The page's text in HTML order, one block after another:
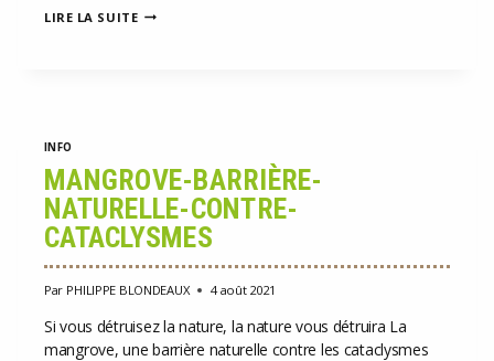
LIRE LA SUITEOUVERTURE
INFO
MANGROVE-BARRIÈRE-
NATURELLE-CONTRE-
CATACLYSMES
Par PHILIPPE BLONDEAUX 4 août 2021
Si vous détruisez la nature, la nature vous détruira La
mangrove, une barrière naturelle contre les cataclysmes